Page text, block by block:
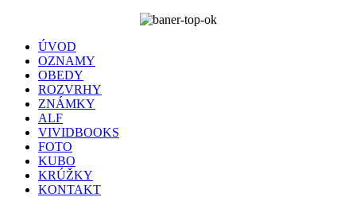
ÚVOD
OZNAMY
OBEDY
ROZVRHY
ZNÁMKY
ALF
VIVIDBOOKS
FOTO
KUBO
KRÚŽKY
KONTAKT